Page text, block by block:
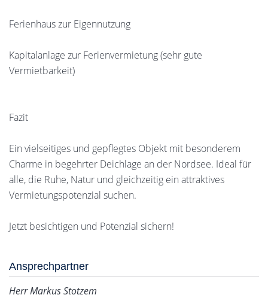
Ferienhaus zur Eigennutzung
Kapitalanlage zur Ferienvermietung (sehr gute
Vermietbarkeit)
Fazit
Ein vielseitiges und gepflegtes Objekt mit besonderem
Charme in begehrter Deichlage an der Nordsee. Ideal für
alle, die Ruhe, Natur und gleichzeitig ein attraktives
Vermietungspotenzial suchen.
Jetzt besichtigen und Potenzial sichern!
Ansprechpartner
Herr Markus Stotzem